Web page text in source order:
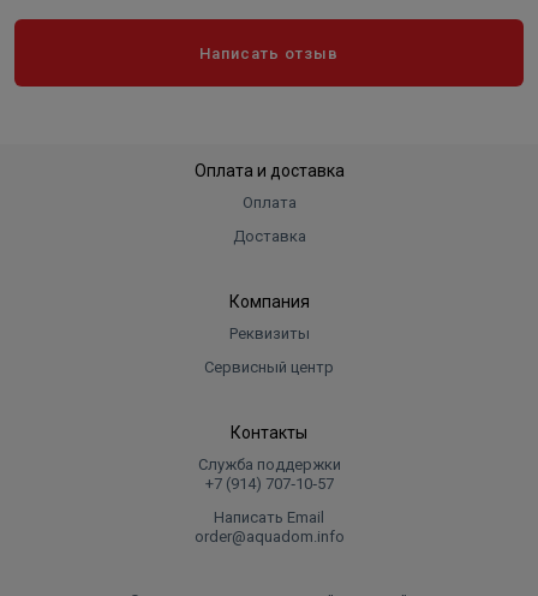
Написать отзыв
Оплата и доставка
Оплата
Доставка
Компания
Реквизиты
Сервисный центр
Контакты
Служба поддержки
+7 (914) 707‑10‑57
Написать Email
order@aquadom.info